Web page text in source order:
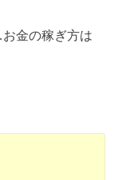
金の稼ぎ方は